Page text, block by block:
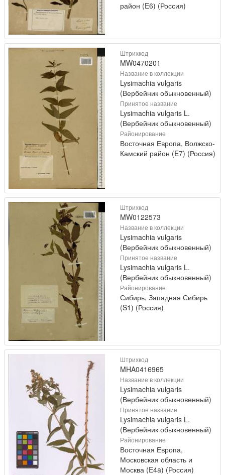
район (E6) (Россия)
Штрихкод
MW0470201
Название в коллекции
Lysimachia vulgaris
(Вербейник обыкновенный)
Принятое название
Lysimachia vulgaris L.
(Вербейник обыкновенный)
Районирование
Восточная Европа, Волжско-
Камский район (E7) (Россия)
Штрихкод
MW0122573
Название в коллекции
Lysimachia vulgaris
(Вербейник обыкновенный)
Принятое название
Lysimachia vulgaris L.
(Вербейник обыкновенный)
Районирование
Сибирь, Западная Сибирь
(S1) (Россия)
Штрихкод
MHA0416965
Название в коллекции
Lysimachia vulgaris
(Вербейник обыкновенный)
Принятое название
Lysimachia vulgaris L.
(Вербейник обыкновенный)
Районирование
Восточная Европа,
Московская область и
Москва (E4a) (Россия)